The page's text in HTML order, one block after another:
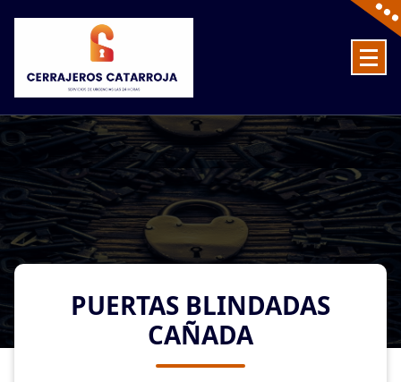
PUERTAS BLINDADAS
CAÑADA